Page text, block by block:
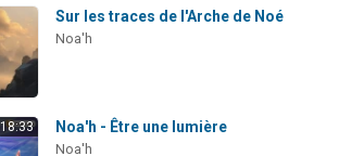
Sur les traces de l'Arche de Noé
Noa'h
18:33 Noa'h - Être une lumière
Noa'h